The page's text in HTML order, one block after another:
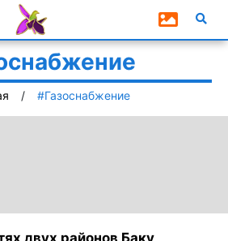
#Газоснабжение
двух районов Баку